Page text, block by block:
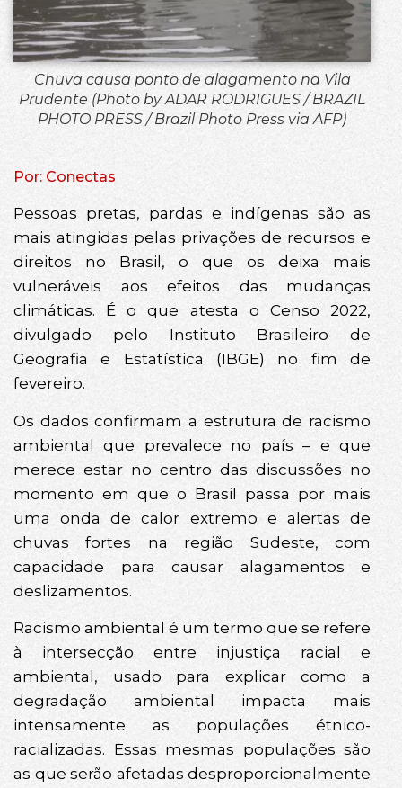
Chuva causa ponto de alagamento na Vila
Prudente (Photo by ADAR RODRIGUES / BRAZIL
PHOTO PRESS / Brazil Photo Press via AFP)
Por: Conectas
Pessoas pretas, pardas e indígenas são as
mais atingidas pelas privações de recursos e
direitos no Brasil, o que os deixa mais
vulneráveis aos efeitos das mudanças
climáticas. É o que atesta o Censo 2022,
divulgado pelo Instituto Brasileiro de
Geografia e Estatística (IBGE) no fim de
fevereiro.
Os dados confirmam a estrutura de racismo
ambiental que prevalece no país – e que
merece estar no centro das discussões no
momento em que o Brasil passa por mais
uma onda de calor extremo e alertas de
chuvas fortes na região Sudeste, com
capacidade para causar alagamentos e
deslizamentos.
Racismo ambiental é um termo que se refere
à intersecção entre injustiça racial e
ambiental, usado para explicar como a
degradação ambiental impacta mais
intensamente as populações étnico-
racializadas. Essas mesmas populações são
as que serão afetadas desproporcionalmente